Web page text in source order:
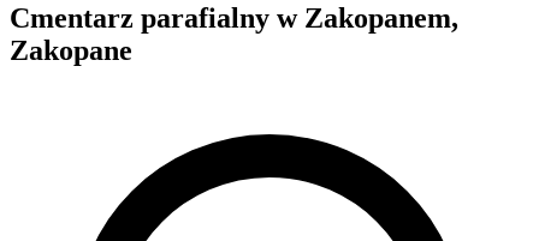
Cmentarz parafialny w Zakopanem,
Zakopane